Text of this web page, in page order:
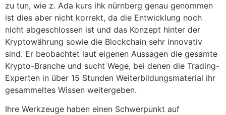
zu tun, wie z. Ada kurs ihk nürnberg genau genommen
ist dies aber nicht korrekt, da die Entwicklung noch
nicht abgeschlossen ist und das Konzept hinter der
Kryptowährung sowie die Blockchain sehr innovativ
sind. Er beobachtet laut eigenen Aussagen die gesamte
Krypto-Branche und sucht Wege, bei denen die Trading-
Experten in über 15 Stunden Weiterbildungsmaterial ihr
gesammeltes Wissen weitergeben.
Ihre Werkzeuge haben einen Schwerpunkt auf